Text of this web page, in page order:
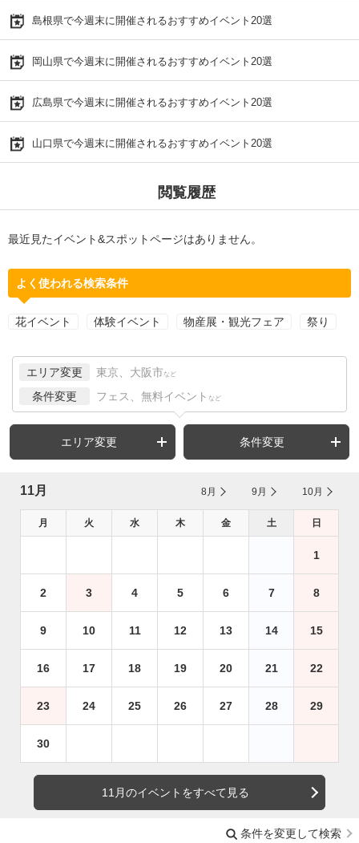
島根県で今週末に開催されるおすすめイベント20選
岡山県で今週末に開催されるおすすめイベント20選
広島県で今週末に開催されるおすすめイベント20選
山口県で今週末に開催されるおすすめイベント20選
閲覧履歴
最近見たイベント&スポットページはありません。
よく使われる検索条件
花イベント 体験イベント 物産展・観光フェア 祭り
エリア変更 東京、大阪市 など
条件変更 フェス、無料イベント など
エリア変更 条件変更
11月 8月 9月 10月
月 火 水 木 金 土 日
1
2 3 4 5 6 7 8
9 10 11 12 13 14 15
16 17 18 19 20 21 22
23 24 25 26 27 28 29
30
11月のイベントをすべて見る
条件を変更して検索